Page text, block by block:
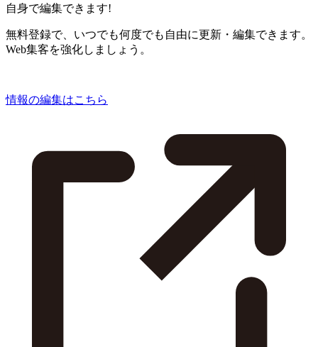
自身で編集できます!
無料登録で、いつでも何度でも自由に更新・編集できます。
Web集客を強化しましょう。
情報の編集はこちら